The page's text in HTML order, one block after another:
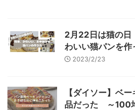
2月22日は猫の
わいい猫パンを作
2023/2/23
【ダイソー】ベ
品だった ～100